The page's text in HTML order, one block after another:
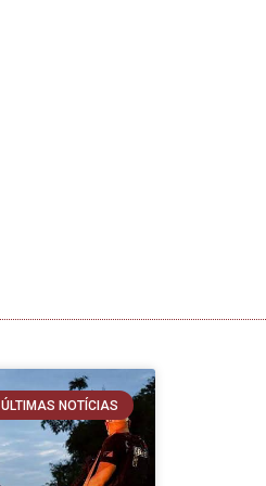
ÚLTIMAS NOTÍCIAS